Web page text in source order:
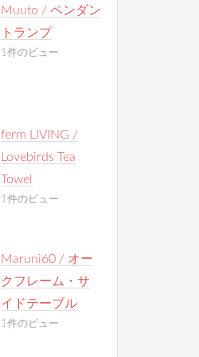
Muuto / ペンダン
トランプ
1件のビュー
ferm LIVING /
Lovebirds Tea
Towel
1件のビュー
Maruni60 / オー
クフレーム・サ
イドテーブル
1件のビュー